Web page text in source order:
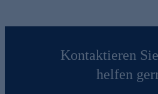
Kontaktieren
helfen